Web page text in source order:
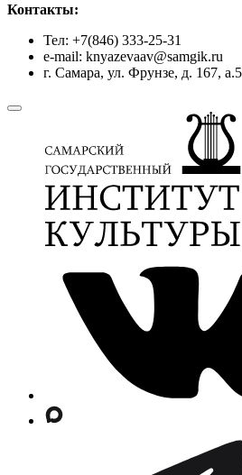
Контакты:
Тел: +7(846) 333-25-31
e-mail: knyazevaav@samgik.ru
г. Самара, ул. Фрунзе, д. 167,